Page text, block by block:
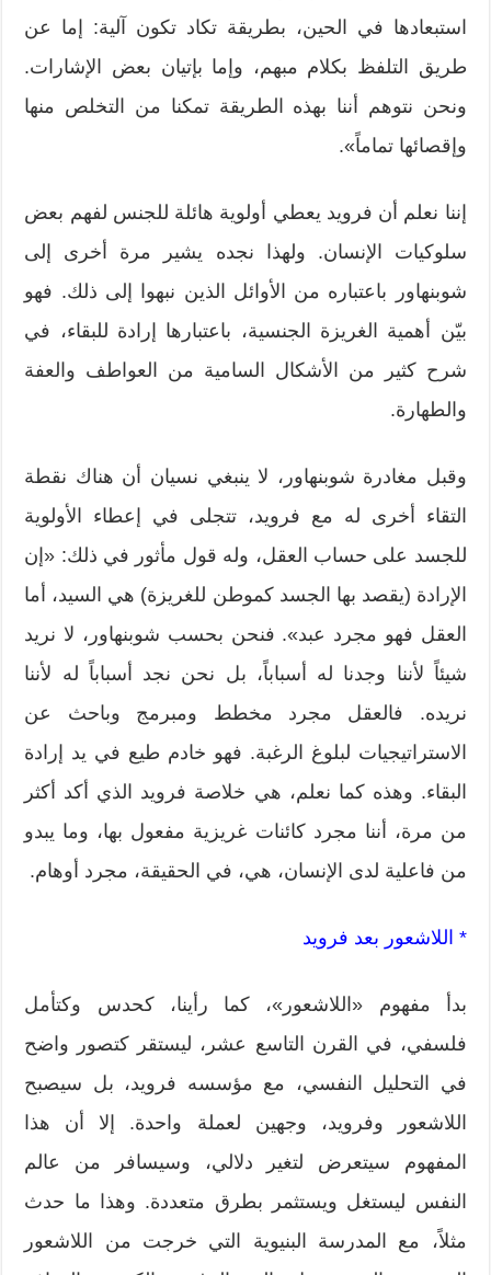
استبعادها في الحين، بطريقة تكاد تكون آلية: إما عن
طريق التلفظ بكلام مبهم، وإما بإتيان بعض الإشارات.
ونحن نتوهم أننا بهذه الطريقة تمكنا من التخلص منها
وإقصائها تماماً».
إننا نعلم أن فرويد يعطي أولوية هائلة للجنس لفهم بعض
سلوكيات الإنسان. ولهذا نجده يشير مرة أخرى إلى
شوبنهاور باعتباره من الأوائل الذين نبهوا إلى ذلك. فهو
بيّن أهمية الغريزة الجنسية، باعتبارها إرادة للبقاء، في
شرح كثير من الأشكال السامية من العواطف والعفة
والطهارة.
وقبل مغادرة شوبنهاور، لا ينبغي نسيان أن هناك نقطة
التقاء أخرى له مع فرويد، تتجلى في إعطاء الأولوية
للجسد على حساب العقل، وله قول مأثور في ذلك: «إن
الإرادة (يقصد بها الجسد كموطن للغريزة) هي السيد، أما
العقل فهو مجرد عبد». فنحن بحسب شوبنهاور، لا نريد
شيئاً لأننا وجدنا له أسباباً، بل نحن نجد أسباباً له لأننا
نريده. فالعقل مجرد مخطط ومبرمج وباحث عن
الاستراتيجيات لبلوغ الرغبة. فهو خادم طيع في يد إرادة
البقاء. وهذه كما نعلم، هي خلاصة فرويد الذي أكد أكثر
من مرة، أننا مجرد كائنات غريزية مفعول بها، وما يبدو
من فاعلية لدى الإنسان، هي، في الحقيقة، مجرد أوهام.
* اللاشعور بعد فرويد
بدأ مفهوم «اللاشعور»، كما رأينا، كحدس وكتأمل
فلسفي، في القرن التاسع عشر، ليستقر كتصور واضح
في التحليل النفسي، مع مؤسسه فرويد، بل سيصبح
اللاشعور وفرويد، وجهين لعملة واحدة. إلا أن هذا
المفهوم سيتعرض لتغير دلالي، وسيسافر من عالم
النفس ليستغل ويستثمر بطرق متعددة. وهذا ما حدث
مثلاً، مع المدرسة البنيوية التي خرجت من اللاشعور